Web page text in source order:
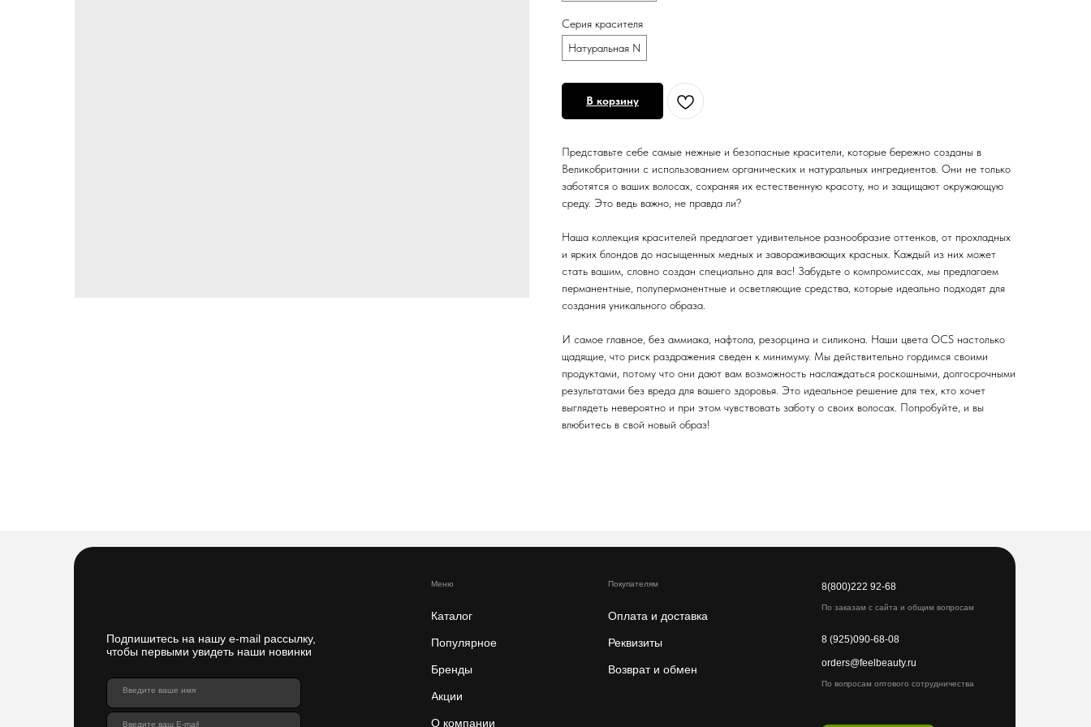
Серия красителя
Натуральная N
В корзину
Представьте себе самые нежные и безопасные красители, которые бережно созданы в
Великобритании с использованием органических и натуральных ингредиентов. Они не только
заботятся о ваших волосах, сохраняя их естественную красоту, но и защищают окружающую
среду. Это ведь важно, не правда ли?
Наша коллекция красителей предлагает удивительное разнообразие оттенков, от прохладных
и ярких блондов до насыщенных медных и завораживающих красных. Каждый из них может
стать вашим, словно создан специально для вас! Забудьте о компромиссах, мы предлагаем
перманентные, полуперманентные и осветляющие средства, которые идеально подходят для
создания уникального образа.
И самое главное, без аммиака, нафтола, резорцина и силикона. Наши цвета OCS настолько
щадящие, что риск раздражения сведен к минимуму. Мы действительно гордимся своими
продуктами, потому что они дают вам возможность наслаждаться роскошными, долгосрочными
результатами без вреда для вашего здоровья. Это идеальное решение для тех, кто хочет
выглядеть невероятно и при этом чувствовать заботу о своих волосах. Попробуйте, и вы
влюбитесь в свой новый образ!
Введите ваше имя
Введите ваш E-mail
Подпишитесь на нашу e-mail рассылку,
чтобы первыми увидеть наши новинки
По вопросам оптового сотрудничества
Меню
Каталог
Возврат и обмен
Популярное
Бренды
Акции
О компании
Реквизиты
Оплата и доставка
Покупателям 8(800)222 92-68
8 (925)090-68-08
orders@feelbeauty.ru
По заказам с сайта и общим вопросам